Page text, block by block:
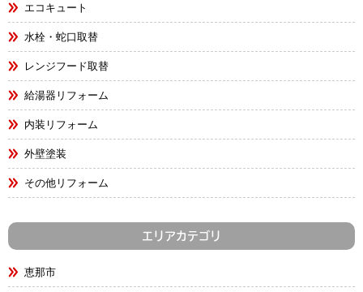
エコキュート
水栓・蛇口取替
レンジフード取替
給湯器リフォーム
内装リフォーム
外壁塗装
その他リフォーム
エリアカテゴリ
恵那市